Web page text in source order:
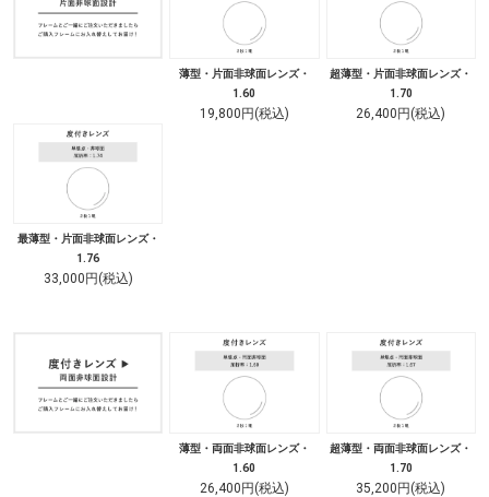
薄型・片面非球面レンズ・
1.60
19,800円(税込)
超薄型・片面非球面レンズ・
1.70
26,400円(税込)
最薄型・片面非球面レンズ・
1.76
33,000円(税込)
薄型・両面非球面レンズ・
1.60
26,400円(税込)
超薄型・両面非球面レンズ・
1.70
35,200円(税込)